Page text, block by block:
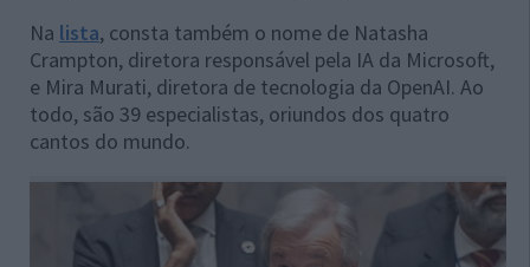
Na lista, consta também o nome de Natasha
Crampton, diretora responsável pela IA da Microsoft,
e Mira Murati, diretora de tecnologia da OpenAI. Ao
todo, são 39 especialistas, oriundos dos quatro
cantos do mundo.